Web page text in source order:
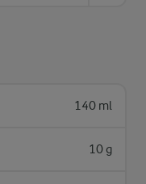
140 ml
10 g